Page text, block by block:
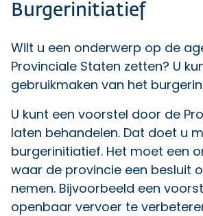
Burgerinitiatief
Wilt u een onderwerp op de
Provinciale Staten zetten? U
gebruikmaken van het
U kunt een voorstel door de
laten behandelen. Dat doet u
burgerinitiatief. Het moet een
waar de provincie een besluit
nemen. Bijvoorbeeld een
openbaar vervoer te